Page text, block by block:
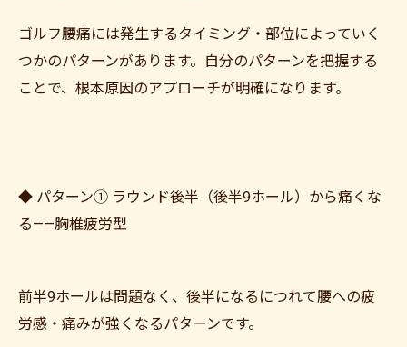
ゴルフ腰痛には発生するタイミング・部位によっていく
つかのパターンがあります。自分のパターンを把握する
ことで、根本原因のアプローチが明確になります。
◆ パターン① ラウンド後半（後半9ホール）から痛くな
る——胸椎疲労型
前半9ホールは問題なく、後半になるにつれて腰への疲
労感・痛みが強くなるパターンです。